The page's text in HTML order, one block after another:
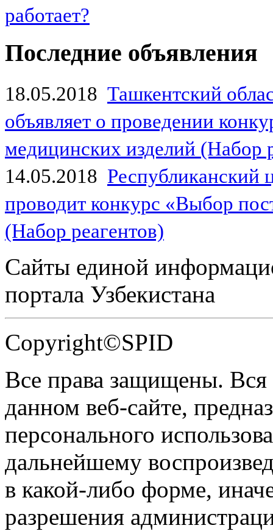
работает?
Последние объявления
18.05.2018 Ташкентский
объявляет о проведении
медицинских изделий (Набор
14.05.2018
проводит конкурс «Выбор
(Набор реагентов)
Сайты единой
портала Узбекистана
Copyright©SPID
Все права защищены.
данном веб-сайте,
персонального
дальнейшему
в какой-либо форме,
разрешения